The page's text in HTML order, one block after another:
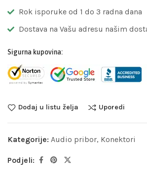
Rok isporuke od 1 do 3 radna dana
Dostava na Vašu adresu našim
Sigurna kupovina:
Dodaj u listu želja Uporedi
Kategorije: Audio pribor, Konektori
Podjeli: